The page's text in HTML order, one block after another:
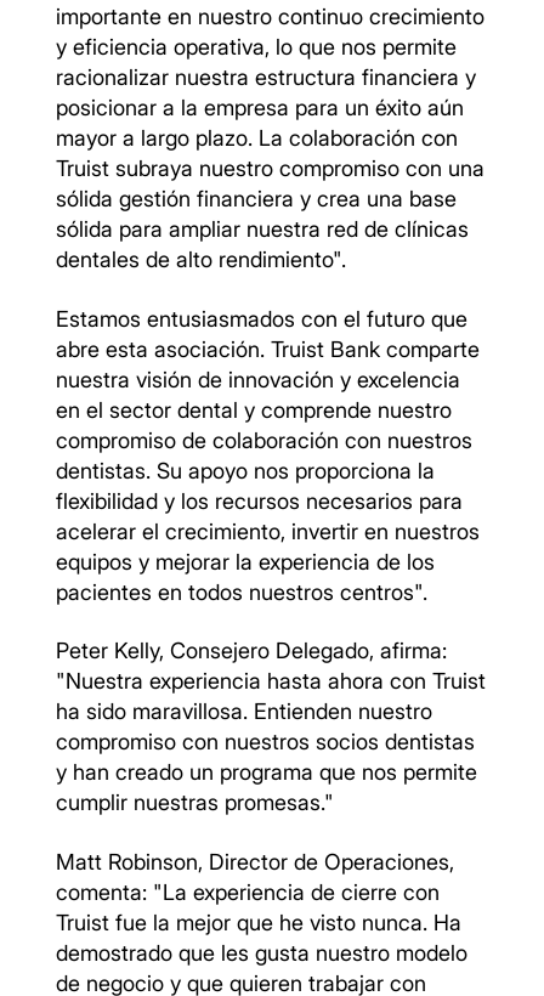
importante en nuestro continuo crecimiento
y eficiencia operativa, lo que nos permite
racionalizar nuestra estructura financiera y
posicionar a la empresa para un éxito aún
mayor a largo plazo. La colaboración con
Truist subraya nuestro compromiso con una
sólida gestión financiera y crea una base
sólida para ampliar nuestra red de clínicas
dentales de alto rendimiento".
Estamos entusiasmados con el futuro que
abre esta asociación. Truist Bank comparte
nuestra visión de innovación y excelencia
en el sector dental y comprende nuestro
compromiso de colaboración con nuestros
dentistas. Su apoyo nos proporciona la
flexibilidad y los recursos necesarios para
acelerar el crecimiento, invertir en nuestros
equipos y mejorar la experiencia de los
pacientes en todos nuestros centros".
Peter Kelly, Consejero Delegado, afirma:
"Nuestra experiencia hasta ahora con Truist
ha sido maravillosa. Entienden nuestro
compromiso con nuestros socios dentistas
y han creado un programa que nos permite
cumplir nuestras promesas."
Matt Robinson, Director de Operaciones,
comenta: "La experiencia de cierre con
Truist fue la mejor que he visto nunca. Ha
demostrado que les gusta nuestro modelo
de negocio y que quieren trabajar con